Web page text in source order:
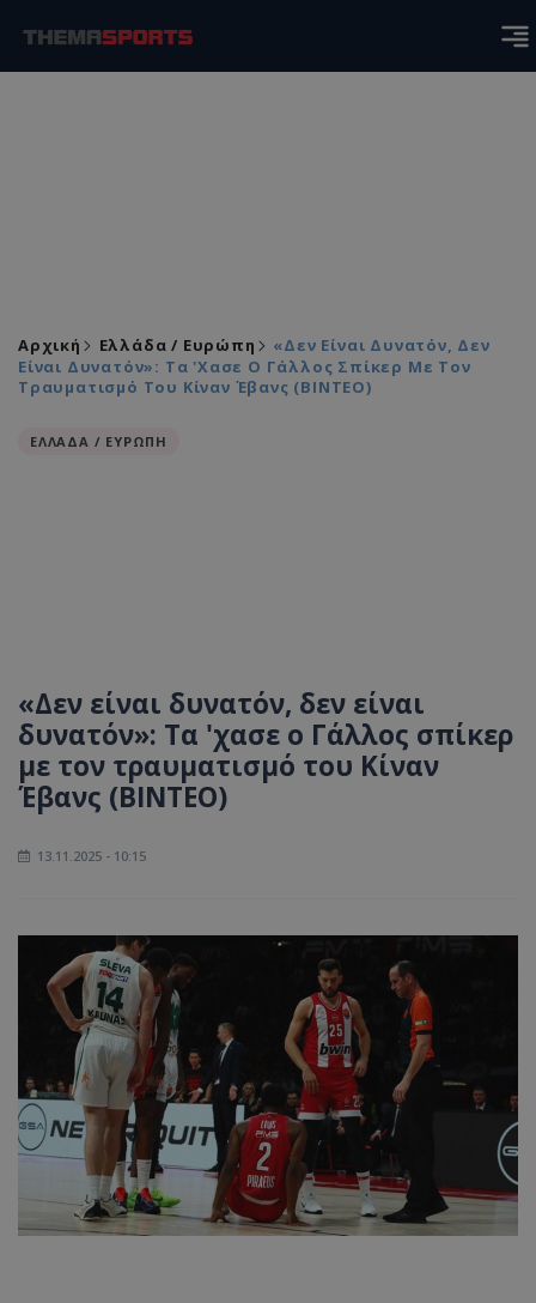
Αρχική Ελλάδα / Ευρώπη
«Δεν Είναι Δυνατόν, Δεν
Είναι Δυνατόν»: Τα 'χασε Ο Γάλλος Σπίκερ Με Τον
Τραυματισμό Του Κίναν Έβανς (ΒΙΝΤΕΟ)
ΕΛΛΑΔΑ / ΕΥΡΩΠΗ
«Δεν είναι δυνατόν, δεν είναι
δυνατόν»: Τα 'χασε ο Γάλλος σπίκερ
με τον τραυματισμό του Κίναν
Έβανς (ΒΙΝΤΕΟ)
13.11.2025 - 10:15